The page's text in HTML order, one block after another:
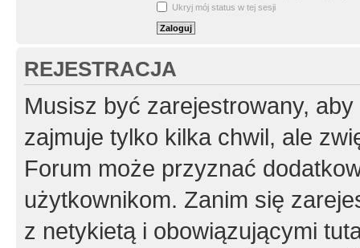
Ukryj mój status w tej sesji
REJESTRACJA
Musisz być zarejestrowany,
zajmuje tylko kilka chwil, ale
Forum może przyznać
użytkownikom. Zanim się
z netykietą i obowiązującymi